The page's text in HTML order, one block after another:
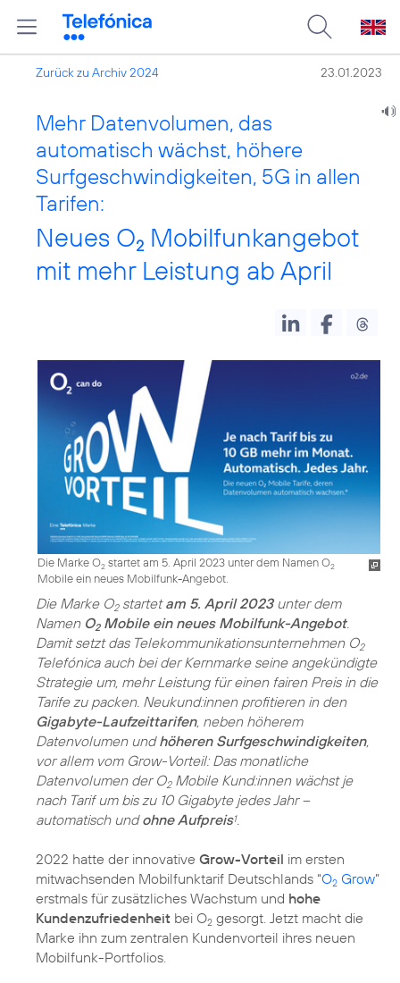
Zurück zu Archiv 2024 23.01.2023
Mehr Datenvolumen, das
automatisch wächst, höhere
Surfgeschwindigkeiten, 5G in allen
Tarifen:
Neues O2 Mobilfunkangebot
mit mehr Leistung ab April
Die Marke O2 startet am 5. April 2023 unter dem Namen O2
Mobile ein neues Mobilfunk-Angebot.
Die Marke O2startetam 5. April 2023unter dem
Namen O2Mobile ein neues Mobilfunk-Angebot.
Damit setzt das Telekommunikationsunternehmen O2
Telefónica auch bei der Kernmarke seine angekündigte
Strategie um, mehr Leistung für einen fairen Preis in die
Tarife zu packen. Neukund:innen profitieren in den
Gigabyte-Laufzeittarifen, neben höherem
Datenvolumen undhöheren Surfgeschwindigkeiten,
vor allem vom Grow-Vorteil: Das monatliche
Datenvolumen der O2Mobile Kund:innen wächst je
nach Tarif um bis zu 10 Gigabyte jedes Jahr –
automatisch undohne Aufpreis1.
2022 hatte der innovative Grow-Vorteil im ersten
mitwachsenden Mobilfunktarif Deutschlands “O2 Grow”
erstmals für zusätzliches Wachstum und hohe
Kundenzufriedenheit bei O2 gesorgt. Jetzt macht die
Marke ihn zum zentralen Kundenvorteil ihres neuen
Mobilfunk-Portfolios.